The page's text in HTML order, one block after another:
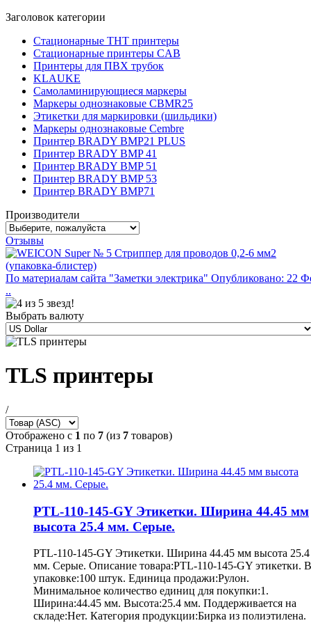
Заголовок категории
Стационарные THT принтеры
Стационарные принтеры CAB
Принтеры для ПВХ трубок
KLAUKE
Самоламинирующиеся маркеры
Маркеры однознаковые CBMR25
Этикетки для маркировки (шильдики)
Маркеры однознаковые Cembre
Принтер BRADY BMP21 PLUS
Принтер BRADY BMP 41
Принтер BRADY BMP 51
Принтер BRADY BMP 53
Принтер BRADY BMP71
Производители
Отзывы
По материалам сайта "Заметки электрика" Опубликовано: 22
..
Выбрать валюту
TLS принтеры
/
Отображено с 1 по 7 (из 7 товаров)
Страница 1 из 1
PTL-110-145-GY Этикетки. Ширина 44.45 мм
высота 25.4 мм. Серые.
PTL-110-145-GY Этикетки. Ширина 44.45 мм высота 25.4
мм. Серые. Описание товара:PTL-110-145-GY этикетки. В
упаковке:100 штук. Единица продажи:Рулон.
Минимальное количество единиц для покупки:1.
Ширина:44.45 мм. Высота:25.4 мм. Поддерживается на
складе:Нет. Категория продукции:Бирка из полиэтилена.